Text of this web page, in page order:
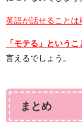
英語が話せることは
「モテる」という
言えるでしょう。
まとめ